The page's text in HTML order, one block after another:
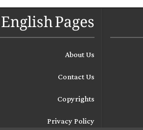
English Pages
About Us
Contact Us
Copyrights
Privacy Policy